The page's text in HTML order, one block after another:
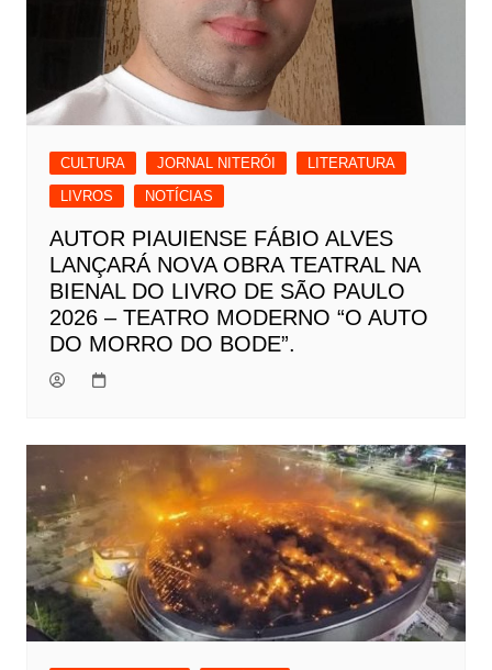
CULTURA JORNAL NITERÓI
LITERATURA
LIVROS
NOTÍCIAS
AUTOR PIAUIENSE FÁBIO ALVES
LANÇARÁ NOVA OBRA TEATRAL NA
BIENAL DO LIVRO DE SÃO PAULO
2026 – TEATRO MODERNO “O AUTO
DO MORRO DO BODE”.